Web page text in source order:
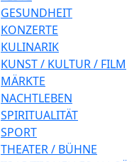
GESUNDHEIT
KONZERTE
KULINARIK
KUNST / KULTUR / FILM
MÄRKTE
NACHTLEBEN
SPIRITUALITÄT
SPORT
THEATER / BÜHNE